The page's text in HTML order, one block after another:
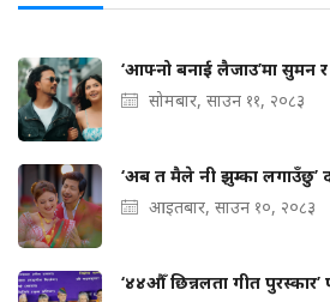
‘आफ्नो बनाई लैजाउ’मा सुमन र
सोमबार, साउन ११, २०८३
‘अब त मैले नी झुम्का लगाउँछु’
आइतबार, साउन १०, २०८३
‘४४औँ छिन्नलता गीत पुरस्कार’